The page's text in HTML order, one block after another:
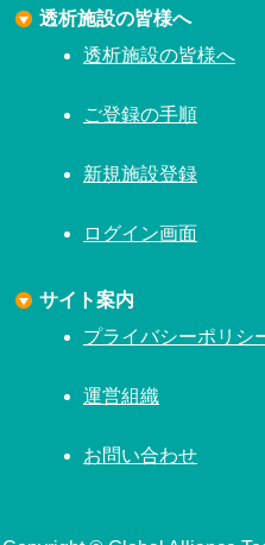
透析施設の皆様へ
透析施設の皆様へ
ご登録の手順
新規施設登録
ログイン画面
サイト案内
プライバシーポリシ
運営組織
お問い合わせ